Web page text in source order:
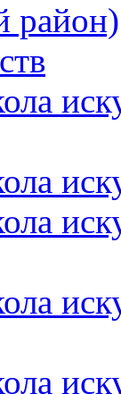
район)